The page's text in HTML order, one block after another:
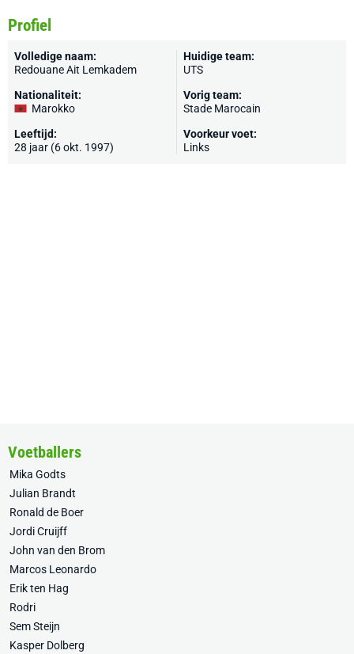
Profiel
Volledige naam:
Redouane Ait Lemkadem
Nationaliteit:
Marokko
Leeftijd:
28 jaar (6 okt. 1997)
Huidige team:
UTS
Vorig team:
Stade Marocain
Voorkeur voet:
Links
Voetballers
Mika Godts
Julian Brandt
Ronald de Boer
Jordi Cruijff
John van den Brom
Marcos Leonardo
Erik ten Hag
Rodri
Sem Steijn
Kasper Dolberg